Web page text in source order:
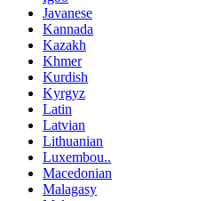
Javanese
Kannada
Kazakh
Khmer
Kurdish
Kyrgyz
Latin
Latvian
Lithuanian
Luxembou..
Macedonian
Malagasy